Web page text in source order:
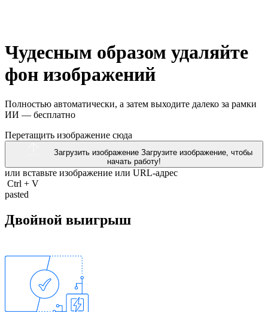
Чудесным образом удаляйте
фон изображений
Полностью автоматически, а затем выходите далеко за рамки
ИИ — бесплатно
Перетащить изображение сюда
Загрузить изображение Загрузите изображение, чтобы
начать работу!
или вставьте изображение или URL-адрес
Ctrl + V
pasted
Двойной выигрыш